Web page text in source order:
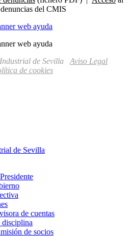
del CMIS
de Sevilla Aviso Legal
de cookies
de cuentas
disciplina
de socios